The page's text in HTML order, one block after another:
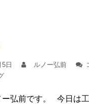
日 ルノー弘前
弘前です。 今日は